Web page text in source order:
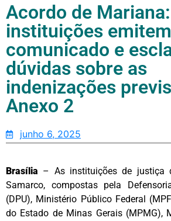
Acordo de Mariana:
instituições emitem
comunicado e
dúvidas sobre as
indenizações
Anexo 2
junho 6, 2025
Brasília – As instituições de justiça
Samarco, compostas pela
(DPU), Ministério Público Federal
do Estado de Minas Gerais (MPMG),